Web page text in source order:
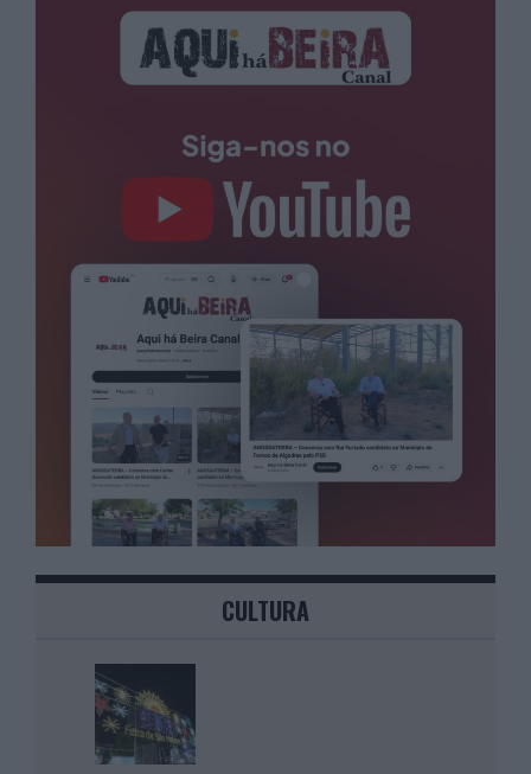
CULTURA